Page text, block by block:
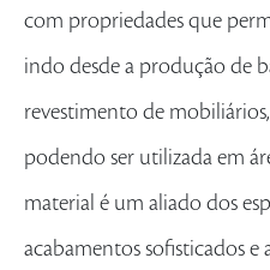
com propriedades que
indo desde a produção de
revestimento de mobiliários,
podendo ser utilizada em
material é um aliado dos
acabamentos sofisticados